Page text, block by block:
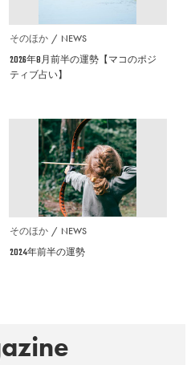
そのほか NEWS
2026年8月前半の運勢【マコのポジ
ティブ占い】
そのほか NEWS
2024年前半の運勢